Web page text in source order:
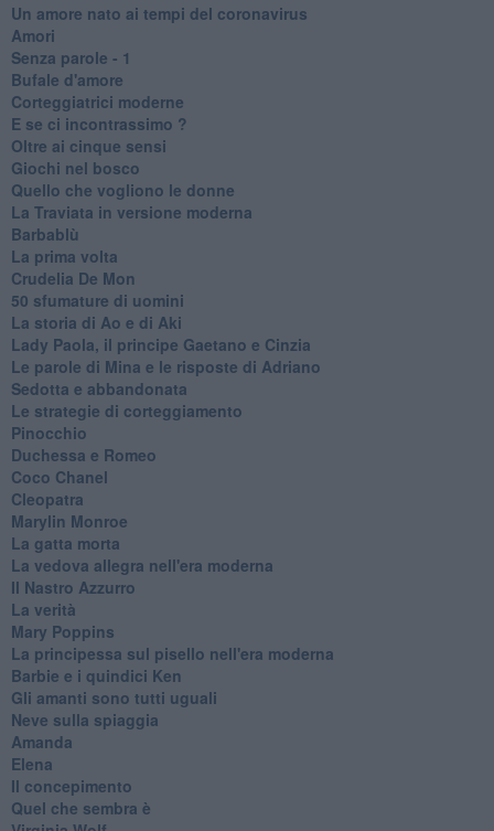
Un amore nato ai tempi del coronavirus
Amori
Senza parole - 1
Bufale d'amore
Corteggiatrici moderne
E se ci incontrassimo ?
Oltre ai cinque sensi
Giochi nel bosco
Quello che vogliono le donne
La Traviata in versione moderna
Barbablù
La prima volta
Crudelia De Mon
50 sfumature di uomini
La storia di Ao e di Aki
Lady Paola, il principe Gaetano e Cinzia
Le parole di Mina e le risposte di Adriano
Sedotta e abbandonata
Le strategie di corteggiamento
Pinocchio
Duchessa e Romeo
Coco Chanel
Cleopatra
Marylin Monroe
La gatta morta
La vedova allegra nell'era moderna
​Il Nastro Azzurro
La verità
Mary Poppins
La principessa sul pisello nell'era moderna
Barbie e i quindici Ken
Gli amanti sono tutti uguali
Neve sulla spiaggia
Amanda
Elena
Il concepimento
Quel che sembra è